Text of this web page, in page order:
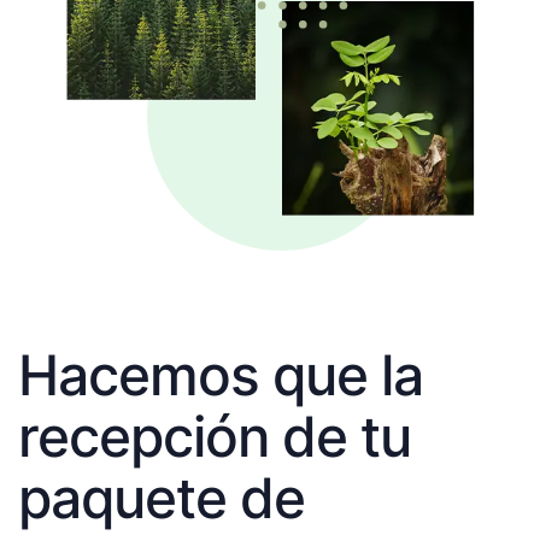
Hacemos que la
recepción de tu
paquete de